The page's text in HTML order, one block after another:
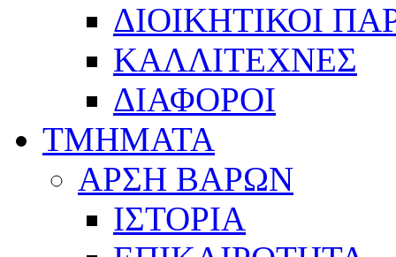
ΔΙΟΙΚΗΤΙΚΟΙ
ΚΑΛΛΙΤΕΧΝΕΣ
ΔΙΑΦΟΡΟΙ
ΤΜΗΜΑΤΑ
ΑΡΣΗ ΒΑΡΩΝ
ΙΣΤΟΡΙΑ